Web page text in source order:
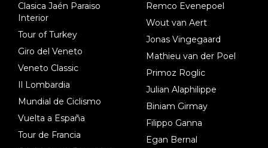
Clasica Jaén Paraiso
Interior
Tour of Turkey
Giro del Veneto
Veneto Classic
Il Lombardia
Mundial de Ciclismo
Vuelta a España
Tour de Francia
Remco Evenepoel
Wout van Aert
Jonas Vingegaard
Mathieu van der Poel
Primoz Roglic
Julian Alaphilippe
Biniam Girmay
Filippo Ganna
Egan Bernal